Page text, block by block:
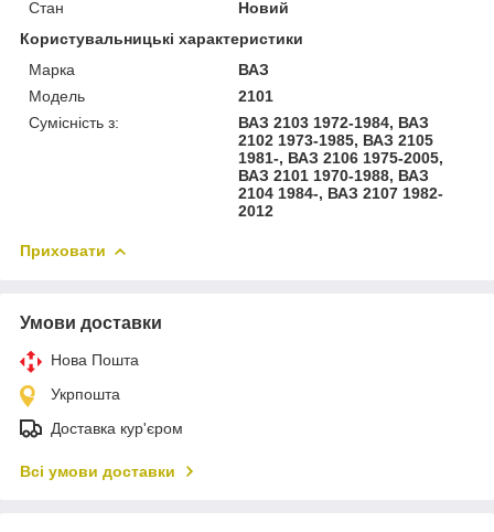
Стан
Новий
Користувальницькі характеристики
Марка
ВАЗ
Модель
2101
Сумісність з:
ВАЗ 2103 1972-1984, ВАЗ
2102 1973-1985, ВАЗ 2105
1981-, ВАЗ 2106 1975-2005,
ВАЗ 2101 1970-1988, ВАЗ
2104 1984-, ВАЗ 2107 1982-
2012
Приховати
Умови доставки
Нова Пошта
Укрпошта
Доставка кур'єром
Всі умови доставки